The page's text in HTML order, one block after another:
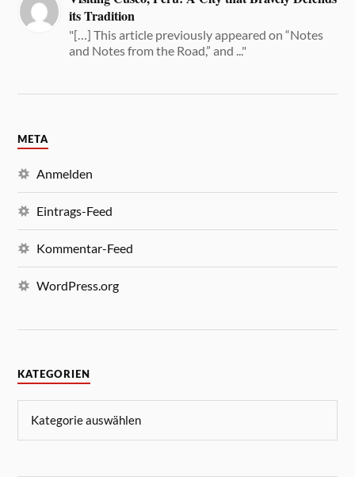
its Tradition
"[…] This article previously appeared on “Notes
and Notes from the Road,” and ..."
META
Anmelden
Eintrags-Feed
Kommentar-Feed
WordPress.org
KATEGORIEN